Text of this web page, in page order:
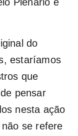
do
estaríamos
que
pensar
nesta ação
se refere